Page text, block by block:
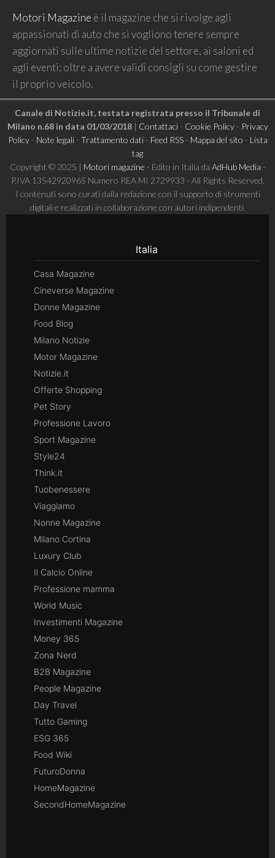
Motori Magazine è il magazine che si rivolge agli
appassionati di auto che si vogliono tenere sempre
aggiornati sulle ultime notizie del settore, ai saloni ed
agli eventi; oltre a avere validi consigli su come gestire
il proprio veicolo.
Canale di Notizie.it, testata registrata presso il Tribunale di
Milano n.68 in data 01/03/2018| Contattaci- Cookie Policy- Privacy
Policy- Note legali- Trattamento dati- Feed RSS- Mappa del sito - Lista
tag
Copyright © 2025 | Motori magazine - Edito in Italia da AdHub Media -
P.IVA 13542920965 Numero REA MI 2729933 - All Rights Reserved.
I contenuti sono curati dalla redazione con il supporto di strumenti
digitali e realizzati in collaborazione con autori indipendenti.
Italia
Casa Magazine
Cineverse Magazine
Donne Magazine
Food Blog
Milano Notizie
Motor Magazine
Notizie.it
Offerte Shopping
Pet Story
Professione Lavoro
Sport Magazine
Style24
Think.it
Tuobenessere
Viaggiamo
Nonne Magazine
Milano Cortina
Luxury Club
Il Calcio Online
Professione mamma
World Music
Investimenti Magazine
Money 365
Zona Nerd
B2B Magazine
People Magazine
Day Travel
Tutto Gaming
ESG 365
Food Wiki
FuturoDonna
HomeMagazine
SecondHomeMagazine